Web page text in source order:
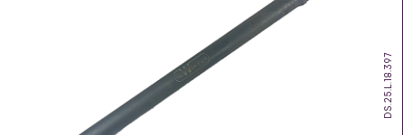
DS.25.L.18.397